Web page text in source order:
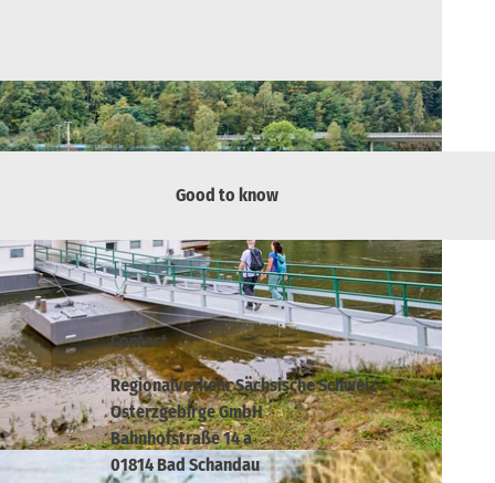
Good to know
Contact
Regionalverkehr Sächsische Schweiz-
Osterzgebirge GmbH
Bahnhofstraße 14 a
01814Bad Schandau